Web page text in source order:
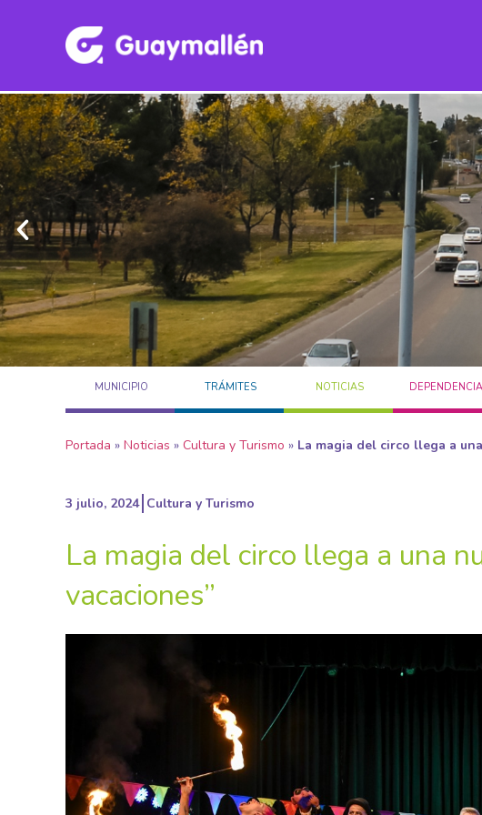
MUNICIPIO TRÁMITES NOTICIAS
Portada » Noticias » Cultura y Turismo » La magia del circo llega a
3 julio, 2024 Cultura y Turismo
La magia del circo llega a una
vacaciones”